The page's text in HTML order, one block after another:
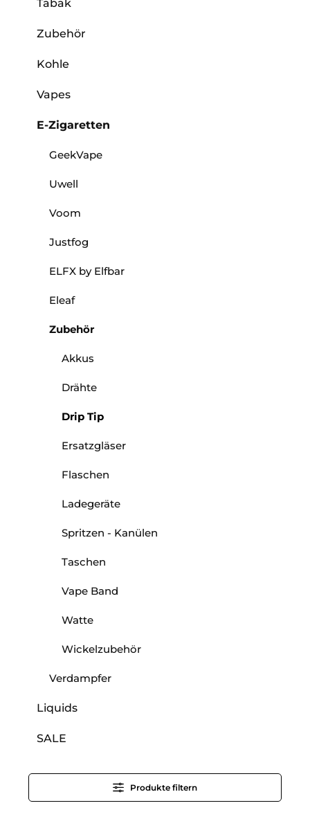
Tabak
Zubehör
Kohle
Vapes
E-Zigaretten
GeekVape
Uwell
Voom
Justfog
ELFX by Elfbar
Eleaf
Zubehör
Akkus
Drähte
Drip Tip
Ersatzgläser
Flaschen
Ladegeräte
Spritzen - Kanülen
Taschen
Vape Band
Watte
Wickelzubehör
Verdampfer
Liquids
SALE
Produkte filtern